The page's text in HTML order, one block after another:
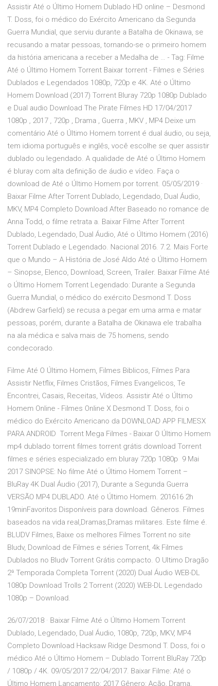
Assistir Até o Último Homem Dublado HD online – Desmond
T. Doss, foi o médico do Exército Americano da Segunda
Guerra Mundial, que serviu durante a Batalha de Okinawa, se
recusando a matar pessoas, tornando-se o primeiro homem
da história americana a receber a Medalha de … - Tag: Filme
Até o Último Homem Torrent Baixar torrent - Filmes e Séries
Dublados e Legendados 1080p, 720p e 4K. Até o Último
Homem Download (2017) Torrent Bluray 720p 1080p Dublado
e Dual audio Download The Pirate Filmes HD 17/04/2017
1080p , 2017 , 720p , Drama , Guerra , MKV , MP4 Deixe um
comentário Até o Último Homem torrent é dual áudio, ou seja,
tem idioma português e inglês, você escolhe se quer assistir
dublado ou legendado. A qualidade de Até o Último Homem
é bluray com alta definição de áudio e vídeo. Faça o
download de Até o Último Homem por torrent. 05/05/2019 ·
Baixar Filme After Torrent Dublado, Legendado, Dual Áudio,
MKV, MP4 Completo Download After Baseado no romance de
Anna Todd, o filme retrata a. Baixar Filme After Torrent
Dublado, Legendado, Dual Áudio, Até o Último Homem (2016)
Torrent Dublado e Legendado. Nacional 2016. 7.2. Mais Forte
que o Mundo – A História de José Aldo Até o Último Homem
– Sinopse, Elenco, Download, Screen, Trailer. Baixar Filme Até
o Último Homem Torrent Legendado: Durante a Segunda
Guerra Mundial, o médico do exército Desmond T. Doss
(Abdrew Garfield) se recusa a pegar em uma arma e matar
pessoas, porém, durante a Batalha de Okinawa ele trabalha
na ala médica e salva mais de 75 homens, sendo
condecorado.
Filme Até O Último Homem, Filmes Biblicos, Filmes Para
Assistir Netflix, Filmes Cristãos, Filmes Evangelicos, Te
Encontrei, Casais, Receitas, Vídeos. Assistir Até o Último
Homem Online - Filmes Online X Desmond T. Doss, foi o
médico do Exército Americano da DOWNLOAD APP FILMESX
PARA ANDROID Torrent Mega Filmes - Baixar O Último Homem
mp4 dublado torrent filmes torrent grátis download Torrent
filmes e séries especializado em bluray 720p 1080p 9 Mai
2017 SINOPSE: No filme Até o Último Homem Torrent –
BluRay 4K Dual Áudio (2017), Durante a Segunda Guerra
VERSÃO MP4 DUBLADO. Até o Último Homem. 201616 2h
19minFavoritos Disponíveis para download. Gêneros. Filmes
baseados na vida real,Dramas,Dramas militares. Este filme é.
BLUDV Filmes, Baixe os melhores Filmes Torrent no site
Bludv, Download de Filmes e séries Torrent, 4k Filmes
Dublados no Bludv Torrent Grátis compacto. O Ultimo Dragão
2ª Temporada Completa Torrent (2020) Dual Áudio WEB-DL
1080p Download Trolls 2 Torrent (2020) WEB-DL Legendado
1080p – Download.
26/07/2018 · Baixar Filme Até o Último Homem Torrent
Dublado, Legendado, Dual Áudio, 1080p, 720p, MKV, MP4
Completo Download Hacksaw Ridge Desmond T. Doss, foi o
médico Até o Último Homem – Dublado Torrent BluRay 720p
/ 1080p / 4K. 09/05/2017 22/04/2017. Baixar Filme: Até o
Último Homem Lançamento: 2017 Gênero: Ação, Drama,